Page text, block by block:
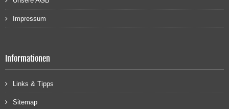
Impressum
Informationen
Links & Tipps
Sitemap